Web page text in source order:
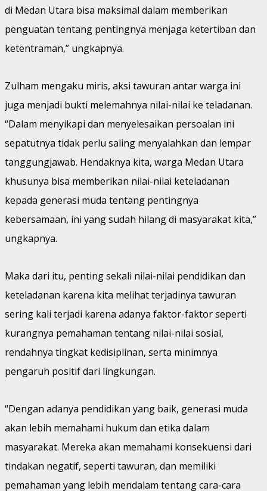
di Medan Utara bisa maksimal dalam memberikan
penguatan tentang pentingnya menjaga ketertiban dan
ketentraman,” ungkapnya.
Zulham mengaku miris, aksi tawuran antar warga ini
juga menjadi bukti melemahnya nilai-nilai ke teladanan.
“Dalam menyikapi dan menyelesaikan persoalan ini
sepatutnya tidak perlu saling menyalahkan dan lempar
tanggungjawab. Hendaknya kita, warga Medan Utara
khusunya bisa memberikan nilai-nilai keteladanan
kepada generasi muda tentang pentingnya
kebersamaan, ini yang sudah hilang di masyarakat kita,”
ungkapnya.
Maka dari itu, penting sekali nilai-nilai pendidikan dan
keteladanan karena kita melihat terjadinya tawuran
sering kali terjadi karena adanya faktor-faktor seperti
kurangnya pemahaman tentang nilai-nilai sosial,
rendahnya tingkat kedisiplinan, serta minimnya
pengaruh positif dari lingkungan.
“Dengan adanya pendidikan yang baik, generasi muda
akan lebih memahami hukum dan etika dalam
masyarakat. Mereka akan memahami konsekuensi dari
tindakan negatif, seperti tawuran, dan memiliki
pemahaman yang lebih mendalam tentang cara-cara